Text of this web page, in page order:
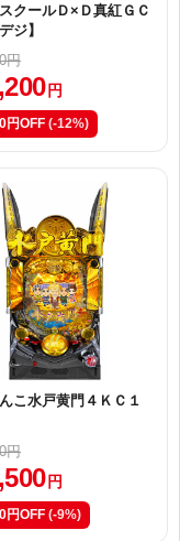
クールＤ×Ｄ真紅ＧＣ
ジ】
円
円
円OFF (-12%)
こ水戸黄門４ＫＣ１
円
円
円OFF (-9%)